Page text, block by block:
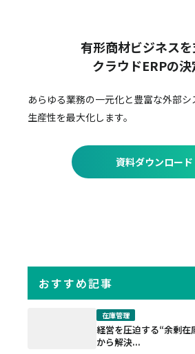
有形商材ビジネスを
クラウドERPの決
あらゆる業務の一元化と豊富な外部シ
生産性を最大化します。
資料ダウンロード
おすすめ記事
在庫管理
経営を圧迫する“余剰在
から解決...